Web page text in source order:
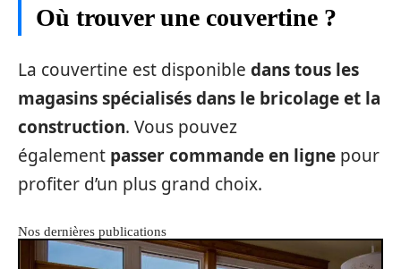
Où trouver une couvertine ?
La couvertine est disponible dans tous les
magasins spécialisés dans le bricolage et la
construction. Vous pouvez
également passer commande en ligne pour
profiter d’un plus grand choix.
Nos dernières publications